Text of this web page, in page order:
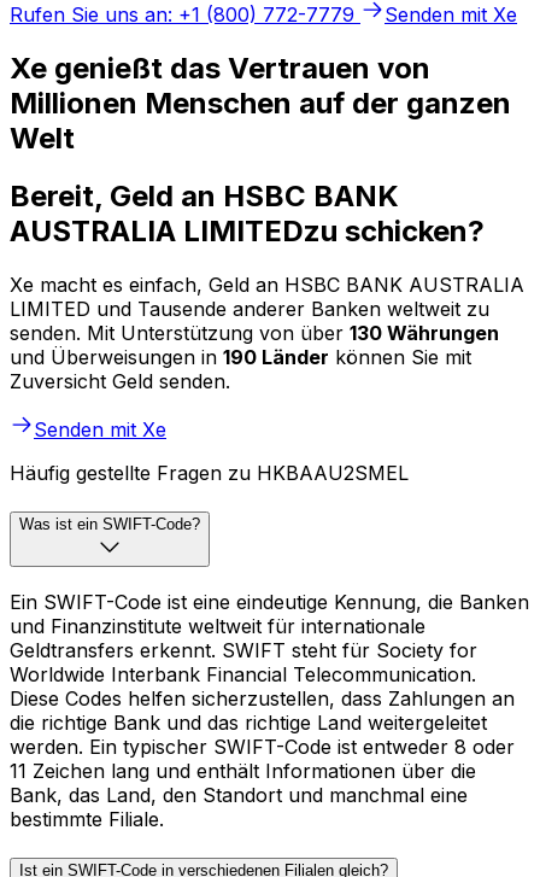
Rufen Sie uns an: +1 (800) 772-7779
Senden mit Xe
Xe genießt das Vertrauen von
Millionen Menschen auf der ganzen
Welt
Bereit, Geld an HSBC BANK
AUSTRALIA LIMITEDzu schicken?
Xe macht es einfach, Geld an HSBC BANK AUSTRALIA
LIMITED und Tausende anderer Banken weltweit zu
senden. Mit Unterstützung von über 130 Währungen
und Überweisungen in 190 Länder können Sie mit
Zuversicht Geld senden.
Senden mit Xe
Häufig gestellte Fragen zu HKBAAU2SMEL
Was ist ein SWIFT-Code?
Ein SWIFT-Code ist eine eindeutige Kennung, die Banken
und Finanzinstitute weltweit für internationale
Geldtransfers erkennt. SWIFT steht für Society for
Worldwide Interbank Financial Telecommunication.
Diese Codes helfen sicherzustellen, dass Zahlungen an
die richtige Bank und das richtige Land weitergeleitet
werden. Ein typischer SWIFT-Code ist entweder 8 oder
11 Zeichen lang und enthält Informationen über die
Bank, das Land, den Standort und manchmal eine
bestimmte Filiale.
Ist ein SWIFT-Code in verschiedenen Filialen gleich?